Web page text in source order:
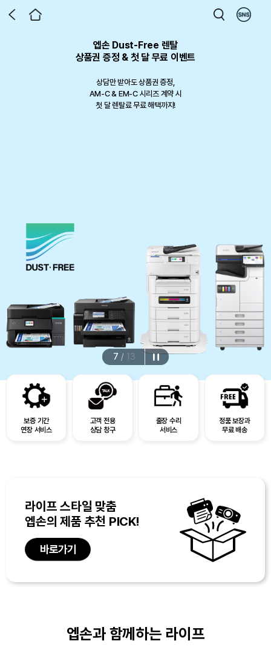
프로젝터로 만든 홈시네마
리뷰 남기고 상품권 받아가세요!
프로젝터 구매 후 달라진 우리 집 일상의 순간,
생생한 사진과 글을 남기고 최대 50만원 상품권까지 챙겨가세요!
이벤트 기간 : 2026-08-01 ~ 2026-09-30
Epson X Milwaukee
FORCE 패키지 재입고!
작업을 완성하는 두가지 기준 PRECISION FORCE
프린터의 정밀함과 밀워키의 힘으로 현장 작업의 완성도를 높여보세요.
대 31% 할인 판매 중
엡손 라운지 x DUUL 런칭 기념 이벤트
홈시네마 프로젝터, 이제 가구까
지 한번에
799,000원 상당의 프리미엄 거실장을 무료로
엡손 라운지 전용 포토 프린터 패키지
프린톡 패키지 출시
일상과 비즈니스 스팟에서 손쉬운 사진 출력 서비스를 제공합니다.
포토 리뷰 작성 시 신세계 상품권 3만원 증정
제4회 디지털 텍스타일 프린팅 공모전
나만의 작품
2026.06.01 ~ 2026.09.30
엡손 라운지 홈 에듀 프로모션
Safa 3 in 1 코팅/제본기
그림일기, 단어카드는 물론 사무실에서도 사용가능
12% 할인에 증정품 이벤트까지
엡손 Dust-Free 렌탈
상품권 증정 & 첫 달 무료 이벤트
상담만 받아도 상품권 증정,
AM-C & EM-C 시리즈 계약 시
첫 달 렌탈료 무료 해택까지!
7 / 13
보증 기간
연장 서비스
고객 전용
상담 창구
출장 수리
서비스
정품 보장과
무료 배송
라이프 스타일 맞춤
엡손의 제품 추천 PICK!
바로가기
엡손과 함께하는 라이프